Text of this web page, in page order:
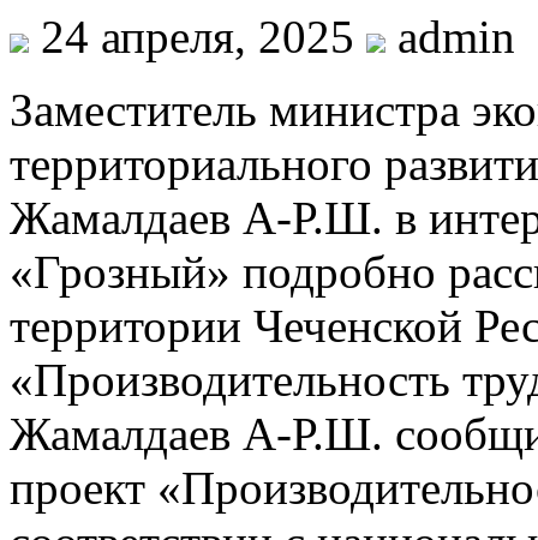
24 апреля, 2025
admin
Заместитель министра
территориального
Жамалдаев А-Р.Ш. в
«Грозный» подробно
территории Чеченской
«Производительность
Жамалдаев А-Р.Ш.
проект